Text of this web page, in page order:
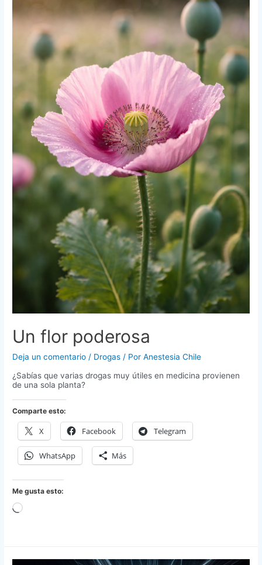
Un flor poderosa
Deja un comentario / Drogas / PorAnestesia Chile
¿Sabías que varias drogas muy útiles en medicina provienen
de una sola planta?
Comparte esto:
X Facebook Telegram
WhatsApp Más
Me gusta esto:
Cargando...